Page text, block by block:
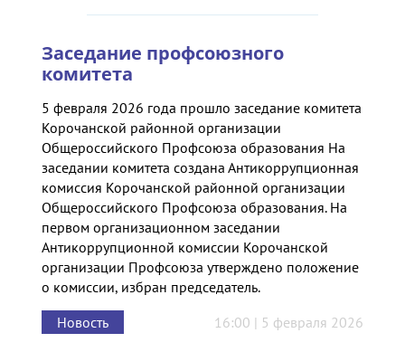
Заседание профсоюзного
комитета
5 февраля 2026 года прошло заседание комитета
Корочанской районной организации
Общероссийского Профсоюза образования На
заседании комитета создана Антикоррупционная
комиссия Корочанской районной организации
Общероссийского Профсоюза образования. На
первом организационном заседании
Антикоррупционной комиссии Корочанской
организации Профсоюза утверждено положение
о комиссии, избран председатель.
Новость
16:00 | 5 февраля 2026